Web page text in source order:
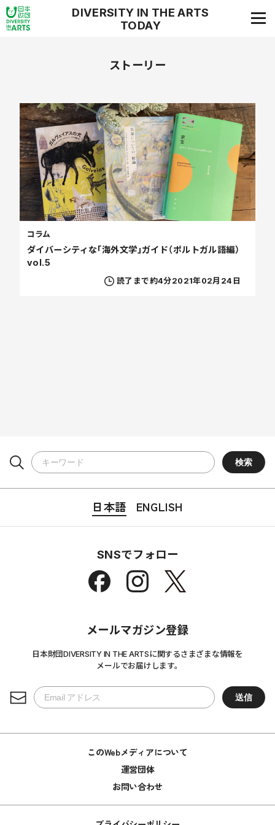
DIVERSITY IN THE ARTS
TODAY
ストーリー
ダイバーシティな「海外文学」ガイド（ポルトガル語編）
vol.5
コラム
読了まで約4分2021年02月24日
日本語 ENGLISH
SNSでフォロー
メールマガジン登録
日本財団DIVERSITY IN THE ARTSに関するさまざまな情報を
メールでお届けします。
このWebメディアについて
運営団体
お問い合わせ